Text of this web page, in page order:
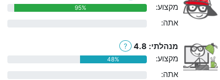
מקצוע: 95%
אתה:
מנהלתי: 4.8 ?
מקצוע: 48%
אתה: